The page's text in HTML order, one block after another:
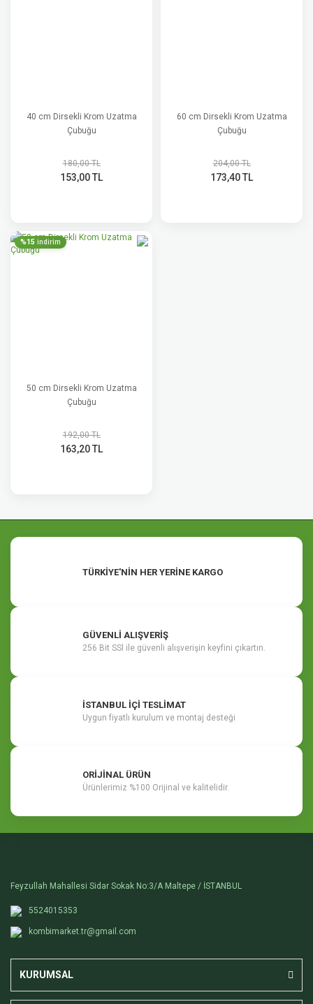
40 cm Dirsekli Krom Uzatma
Çubuğu
180,00 TL
153,00 TL
60 cm Dirsekli Krom Uzatma
Çubuğu
204,00 TL
173,40 TL
%15 indirim
50 cm Dirsekli Krom Uzatma
Çubuğu
192,00 TL
163,20 TL
TÜRKİYE'NİN HER YERİNE KARGO
GÜVENLİ ALIŞVERİŞ
256 Bit SSl ile güvenli alışverişin keyfini çıkartın.
İSTANBUL İÇİ TESLİMAT
Uygun fiyatlı kurulum ve montaj desteği
ORİJİNAL ÜRÜN
Ürünlerimiz %100 Orijinal ve kalitelidir.
Feyzullah Mahallesi Sidar Sokak No:3/A Maltepe / İSTANBUL
5524015353
kombimarket.tr@gmail.com
KURUMSAL